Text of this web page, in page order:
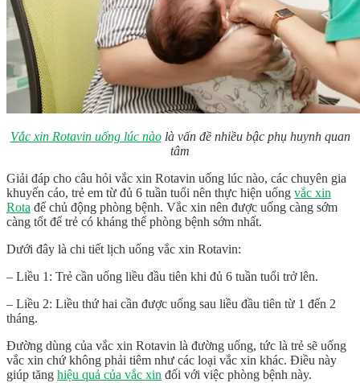
Vắc xin Rotavin uống lúc nàolà vấn đề nhiều bậc phụ huynh quan
tâm
Giải đáp cho câu hỏi vắc xin Rotavin uống lúc nào, các chuyên gia
khuyến cáo, trẻ em từ đủ 6 tuần tuổi nên thực hiện uống vắc xin
Rota để chủ động phòng bệnh. Vắc xin nên được uống càng sớm
càng tốt để trẻ có kháng thể phòng bệnh sớm nhất.
Dưới đây là chi tiết lịch uống vắc xin Rotavin:
– Liều 1: Trẻ cần uống liều đầu tiên khi đủ 6 tuần tuổi trở lên.
– Liều 2: Liều thứ hai cần được uống sau liều đầu tiên từ 1 đến 2
tháng.
Đường dùng của vắc xin Rotavin là đường uống, tức là trẻ sẽ uống
vắc xin chứ không phải tiêm như các loại vắc xin khác. Điều này
giúp tăng hiệu quả của vắc xin đối với việc phòng bệnh này.